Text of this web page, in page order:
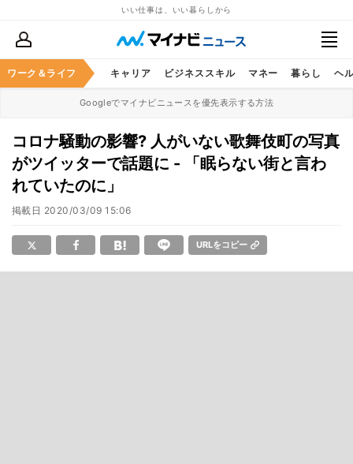
いい仕事は、いい暮らしから
ワーク＆ライフ キャリア ビジネススキル マネー 暮らし ヘ
Googleでマイナビニュースを優先表示する方法
コロナ騒動の影響? 人がいない歌舞伎町の写真
がツイッターで話題に - 「眠らない街と言わ
れていたのに」
掲載日 2020/03/09 15:06
URLをコピー